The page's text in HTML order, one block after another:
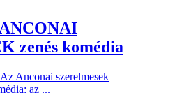
zenés komédia
Anconai szerelmesek
az ...